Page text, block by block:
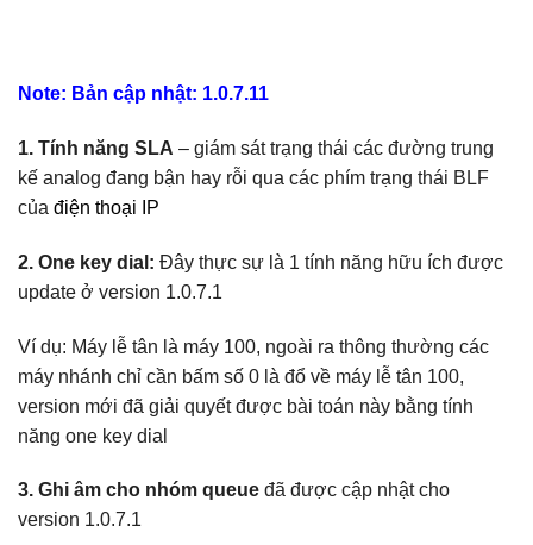
Note: Bản cập nhật: 1.0.7.11
1. Tính năng SLA – giám sát trạng thái các đường trung
kế analog đang bận hay rỗi qua các phím trạng thái BLF
của điện thoại IP
2. One key dial: Đây thực sự là 1 tính năng hữu ích được
update ở version 1.0.7.1
Ví dụ: Máy lễ tân là máy 100, ngoài ra thông thường các
máy nhánh chỉ cần bấm số 0 là đổ về máy lễ tân 100,
version mới đã giải quyết được bài toán này bằng tính
năng one key dial
3. Ghi âm cho nhóm queue đã được cập nhật cho
version 1.0.7.1